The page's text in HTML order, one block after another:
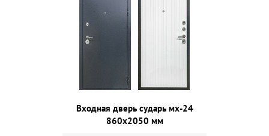
Входная дверь сударь мх-24
860х2050 мм